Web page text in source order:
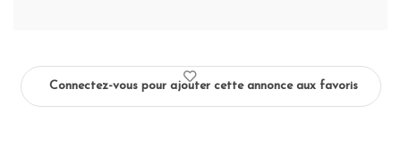
Connectez-vous pour ajouter cette annonce aux favoris